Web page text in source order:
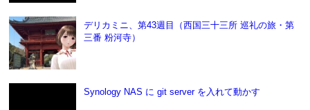
デリカミニ、第43週目（西国三十三所 巡礼の旅・第
三番 粉河寺）
Synology NAS に git server を入れて動かす